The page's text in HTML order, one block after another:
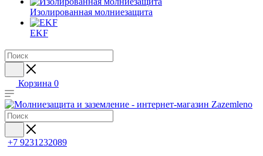
Изолированная молниезащита
EKF
Корзина 0
+7 9231232089